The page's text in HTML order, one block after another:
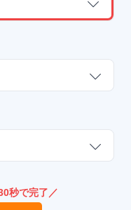
秒で完了／